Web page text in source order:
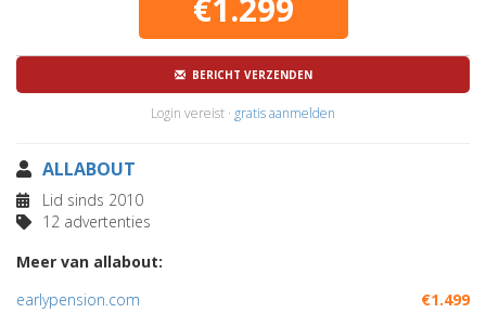
€1.299
BERICHT VERZENDEN
Login vereist · gratis aanmelden
ALLABOUT
Lid sinds 2010
12 advertenties
Meer van allabout:
earlypension.com
€1.499